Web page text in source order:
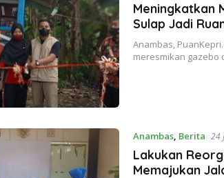
Meningkatkan
Sulap Jadi
Anambas,
meresmikan gazebo
Anambas, Berita 24
Lakukan
Memajukan